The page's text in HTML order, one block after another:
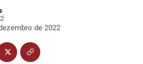
de 2022